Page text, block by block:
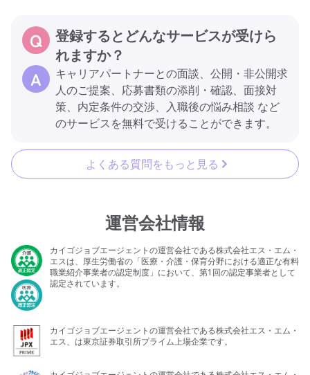
登録するとどんなサービスが受けら
れますか？
キャリアパートナーとの面談、公開・非公開求
人のご提案、応募書類の添削・確認、面接対
策、内定条件の交渉、入職後の悩み相談 など
のサービスを無料で受けることができます。
よくある質問をもっと見る
運営会社情報
カイゴジョブエージェントの運営会社である株式会社エス・エム・
エスは、厚生労働省の「医療・介護・保育分野における適正な有料
職業紹介事業者の認定制度」において、第1回の認定事業者として
認定されています。
カイゴジョブエージェントの運営会社である株式会社エス・エム・
エス、は東京証券取引所プライム上場企業です。